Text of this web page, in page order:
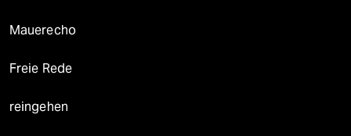
Mauerecho
Freie Rede
reingehen